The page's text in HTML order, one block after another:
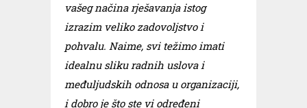
vašeg načina rješavanja istog
izrazim veliko zadovoljstvo i
pohvalu. Naime, svi težimo imati
idealnu sliku radnih uslova i
međuljudskih odnosa u organizaciji,
i dobro je što ste vi određeni